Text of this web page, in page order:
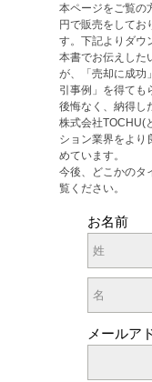
本ページをご覧の
円で販売をしてお
す。下記よりダウ
本書でお伝えした
が、「売却に成功
引事例」を得ても
後悔なく、納得し
株式会社TOCHU(
ション業界をより
めています。
今後、どこかのタ
覧ください。
お名前
メールア